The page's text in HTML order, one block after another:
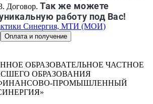
Договор. Так же можете
работу под Вас!
Синергия, МТИ (МОИ)
Оплата и получение
ОБРАЗОВАТЕЛЬНОЕ ЧАСТНОЕ
ОБРАЗОВАНИЯ
ПРОМЫШЛЕННЫЙ